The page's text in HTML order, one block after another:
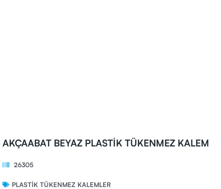
AKÇAABAT BEYAZ PLASTİK TÜKENMEZ KALEM
26305
PLASTIK TÜKENMEZ KALEMLER